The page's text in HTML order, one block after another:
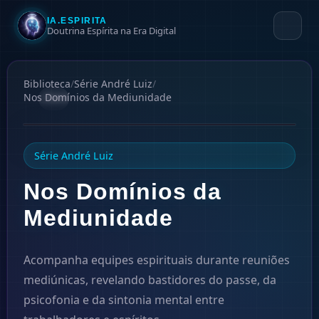
IA.ESPIRITA
Doutrina Espírita na Era Digital
Biblioteca/Série André Luiz/
Nos Domínios da Mediunidade
#8
Série André Luiz
Nos Domínios da
Mediunidade
Acompanha equipes espirituais durante reuniões
mediúnicas, revelando bastidores do passe, da
psicofonia e da sintonia mental entre